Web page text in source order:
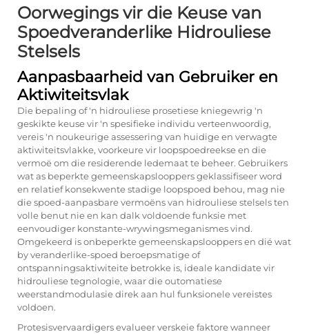
Oorwegings vir die Keuse van
Spoedveranderlike Hidrouliese
Stelsels
Aanpasbaarheid van Gebruiker en
Aktiwiteitsvlak
Die bepaling of 'n hidrouliese prosetiese kniegewrig 'n
geskikte keuse vir 'n spesifieke individu verteenwoordig,
vereis 'n noukeurige assessering van huidige en verwagte
aktiwiteitsvlakke, voorkeure vir loopspoedreekse en die
vermoë om die residerende ledemaat te beheer. Gebruikers
wat as beperkte gemeenskapslooppers geklassifiseer word
en relatief konsekwente stadige loopspoed behou, mag nie
die spoed-aanpasbare vermoëns van hidrouliese stelsels ten
volle benut nie en kan dalk voldoende funksie met
eenvoudiger konstante-wrywingsmeganismes vind.
Omgekeerd is onbeperkte gemeenskapslooppers en dié wat
by veranderlike-spoed beroepsmatige of
ontspanningsaktiwiteite betrokke is, ideale kandidate vir
hidrouliese tegnologie, waar die outomatiese
weerstandmodulasie direk aan hul funksionele vereistes
voldoen.
Protesisvervaardigers evalueer verskeie faktore wanneer